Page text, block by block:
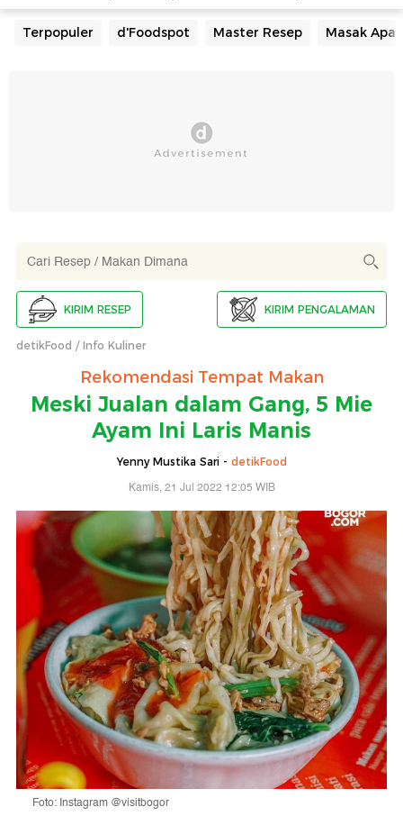
Terpopuler d'Foodspot Master Resep Masak Apa
KIRIM RESEP KIRIM PENGALAMAN
detikFood Info Kuliner
Rekomendasi Tempat Makan
Meski Jualan dalam Gang, 5 Mie
Ayam Ini Laris Manis
Yenny Mustika Sari - detikFood
Kamis, 21 Jul 2022 12:05 WIB
Foto: Instagram @visitbogor